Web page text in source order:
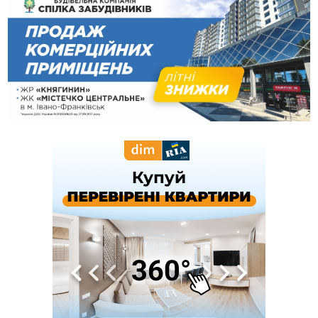
блукав у лісі
13:14
Боднар розповів про реакцію влади Польщі на атаки на
українців та про зміни після 23 серпня
12:31
ВІДЕО "Едельвейси" щемливо привітали рідну Коломию з
Днем міста
11:55
Вчора у Франківську, Коломиї, Долині та Яремче
зафіксували рекордну спеку
11:45
У Надвірній п'яна жінка побила малолітнього хлопчика: суд
У басейні Дністра встановилася гідрологічна посуха - рівні
води наблизилися до найнижчих показників
У Бурштині поблизу АЗС сталася масова бійка, поліція
з'ясовує обставини
ФОП із Житомира після купівлі права вимоги за 120
тисяч позивається до Франківська на понад 20 млн грн
У горах біля Осмолоди за допомогою БПЛА розшукали
двох жінок, які заблукали під час збирання ягід
05 Серпня
У Франківську вперше прооперували немовля без